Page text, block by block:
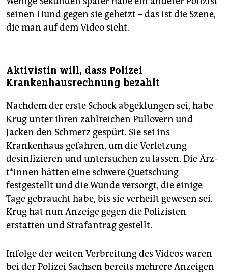
seinen Hund gegen sie gehetzt – das ist die Szene,
die man auf dem Video sieht.
Aktivistin will, dass Polizei
Krankenhausrechnung bezahlt
Nachdem der erste Schock abgeklungen sei, habe
Krug unter ihren zahlreichen Pullovern und
Jacken den Schmerz gespürt. Sie sei ins
Krankenhaus gefahren, um die Verletzung
desinfizieren und untersuchen zu lassen. Die Ärz­
t*in­nen hätten eine schwere Quetschung
festgestellt und die Wunde versorgt, die einige
Tage gebraucht habe, bis sie verheilt gewesen sei.
Krug hat nun Anzeige gegen die Polizisten
erstatten und Strafantrag gestellt.
Infolge der weiten Verbreitung des Videos waren
bei der Polizei Sachsen bereits mehrere Anzeigen